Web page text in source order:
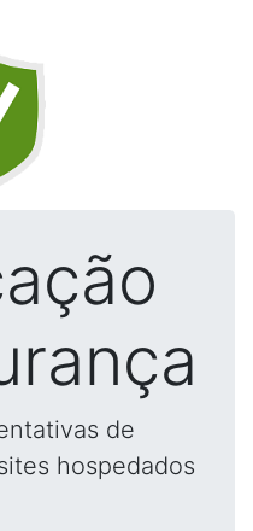
de
hospedados